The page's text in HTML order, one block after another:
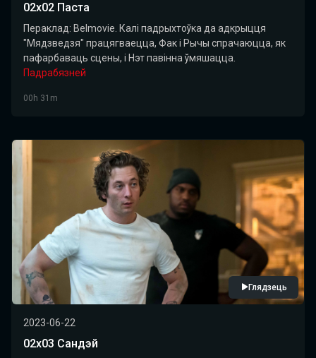
02x02 Паста
Пераклад: Belmovie. Калі падрыхтоўка да адкрыцця
"Мядзведзя" працягваецца, Фак і Рычы спрачаюцца, як
пафарбаваць сцены, і Нэт павінна ўмяшацца.
Падрабязней
00h 31m
Глядзець
2023-06-22
02x03 Сандэй